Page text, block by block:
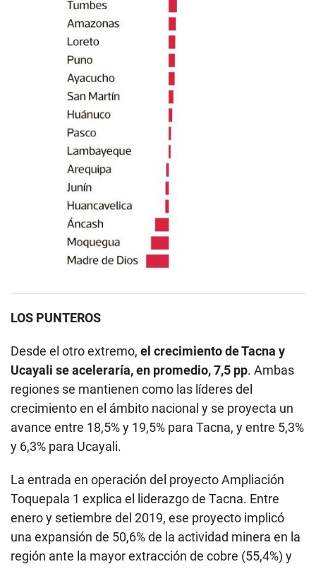
LOS PUNTEROS
Desde el otro extremo, el crecimiento de Tacna y
Ucayali se aceleraría, en promedio, 7,5 pp. Ambas
regiones se mantienen como las líderes del
crecimiento en el ámbito nacional y se proyecta un
avance entre 18,5% y 19,5% para Tacna, y entre 5,3%
y 6,3% para Ucayali.
La entrada en operación del proyecto Ampliación
Toquepala 1 explica el liderazgo de Tacna. Entre
enero y setiembre del 2019, ese proyecto implicó
una expansión de 50,6% de la actividad minera en la
región ante la mayor extracción de cobre (55,4%) y